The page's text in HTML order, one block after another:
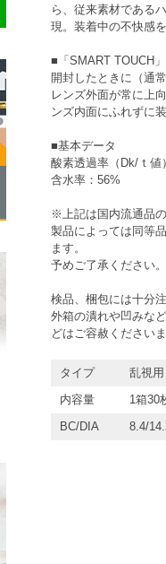
ら、従来素材である
現。装着中の不快感
■「SMART TOUCH
開封したときに（通
レンズ外面が常に上
ンズ内面にふれずに
■基本データ
酸素透過率（Dk/ｔ値
含水率：56%
※上記は国内流通品
製品によっては同等
ます。
予めご了承ください。
検品、梱包には十分
外箱の潰れや凹みな
どはご容赦くださいま
タイプ
乱視
内容量
1箱30
BC/DIA
8.4/